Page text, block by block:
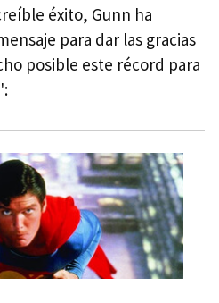
éxito, Gunn ha
para dar las gracias
posible este récord para